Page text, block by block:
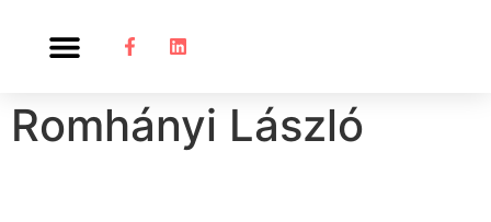
Romhányi László